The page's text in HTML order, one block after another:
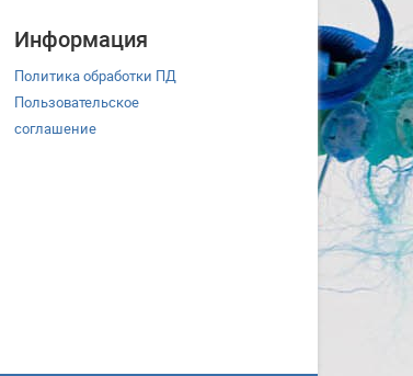
Информация
Политика обработки ПД
Пользовательское
соглашение